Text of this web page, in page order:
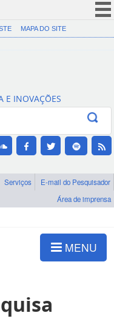
CORONAVÍRUS (COVID-19)
Canais
MAPA DO SITE
E INOVAÇÕES
Serviços
E-mail do Pesquisador
Área de imprensa
MENU